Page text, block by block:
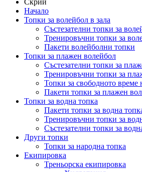
Начало
Топки за волейбол в зала
Състезателни топки за
Тренировъчни топки за
Пакети волейболни топки
Топки за плажен волейбол
Състезателни топки за
Тренировъчни топки за
Топки за свободното време
Пакети топки за плажен
Топки за водна топка
Пакети топки за водна
Тренировъчни топки за
Състезателни топки за
Други топки
Топки за народна топка
Екипировка
Треньорска екипировка